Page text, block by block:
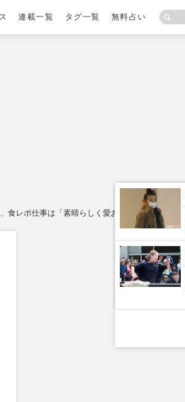
連載一覧 タグ一覧 無料占い
食レポ仕事は「素晴らしく愛おしい（笑）」